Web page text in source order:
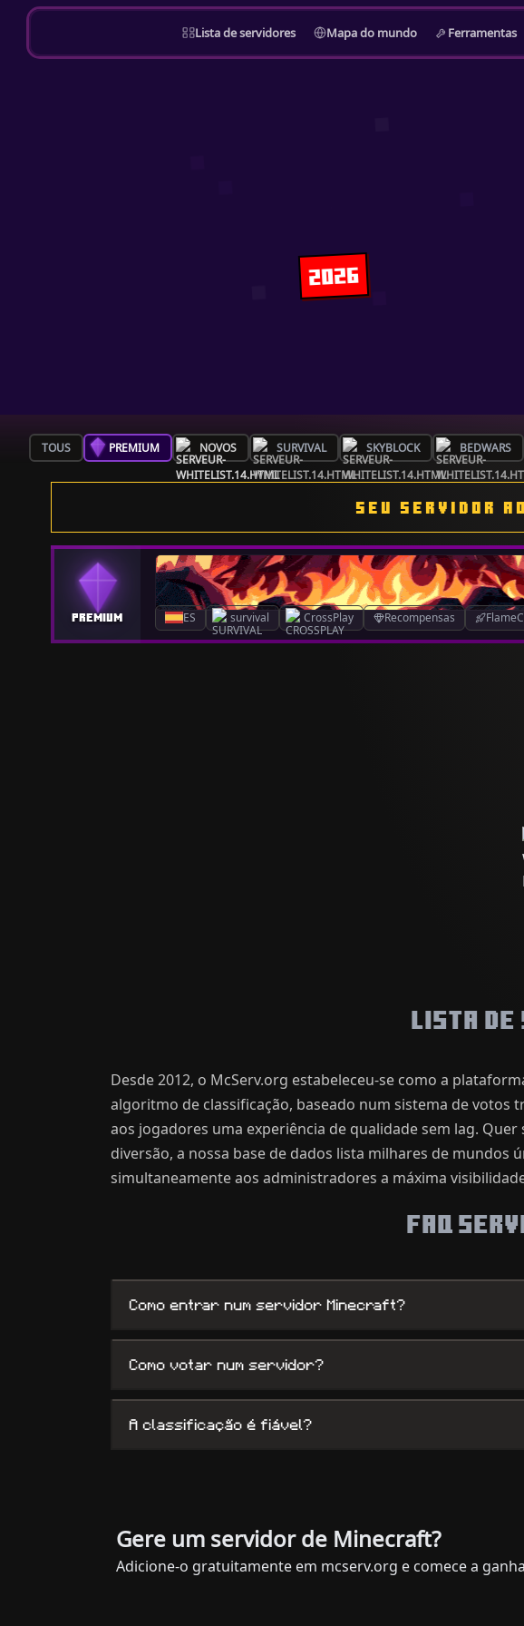
Lista de servidores Mapa do mundo Ferramentas
2026
TOUS PREMIUM NOVOS SURVIVAL SKYBLOCK BEDWARS
SEU SERVIDOR
ES survival CrossPlay Recompensas
Lista
Desde 2012, o McServ.org estabeleceu-se como a
algoritmo de classificação, baseado num sistema de
aos jogadores uma experiência de qualidade sem lag.
diversão, a nossa base de dados lista milhares de
simultaneamente aos administradores a máxima
FAQ
Como entrar num servidor Minecraft?
Como votar num servidor?
A classificação é fiável?
Gere um servidor de Minecraft?
Adicione-o gratuitamente em mcserv.org e comece a